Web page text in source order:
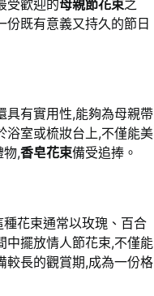
受歡迎的母親節花束之
既有意義又持久的節日
具有實用性,能夠為母親帶
浴室或梳妝台上,不僅能美
物,香皂花束備受追捧。
花束通常以玫瑰、百合
中擺放情人節花束,不僅能
較長的觀賞期,成為一份格